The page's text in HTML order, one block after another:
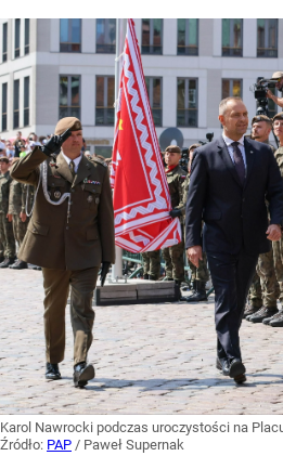
Karol Nawrocki podczas uroczystości na
Źródło: PAP / Paweł Supernak